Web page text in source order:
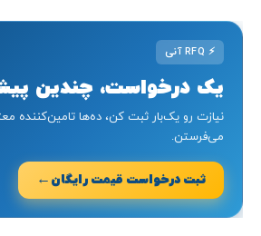
⚡
یک درخواست، چندین
نیازت رو یک‌بار ثبت کن، ده‌ها تامین‌کننده
می‌فرستن.
ثبت درخواست قیمت رایگان ←